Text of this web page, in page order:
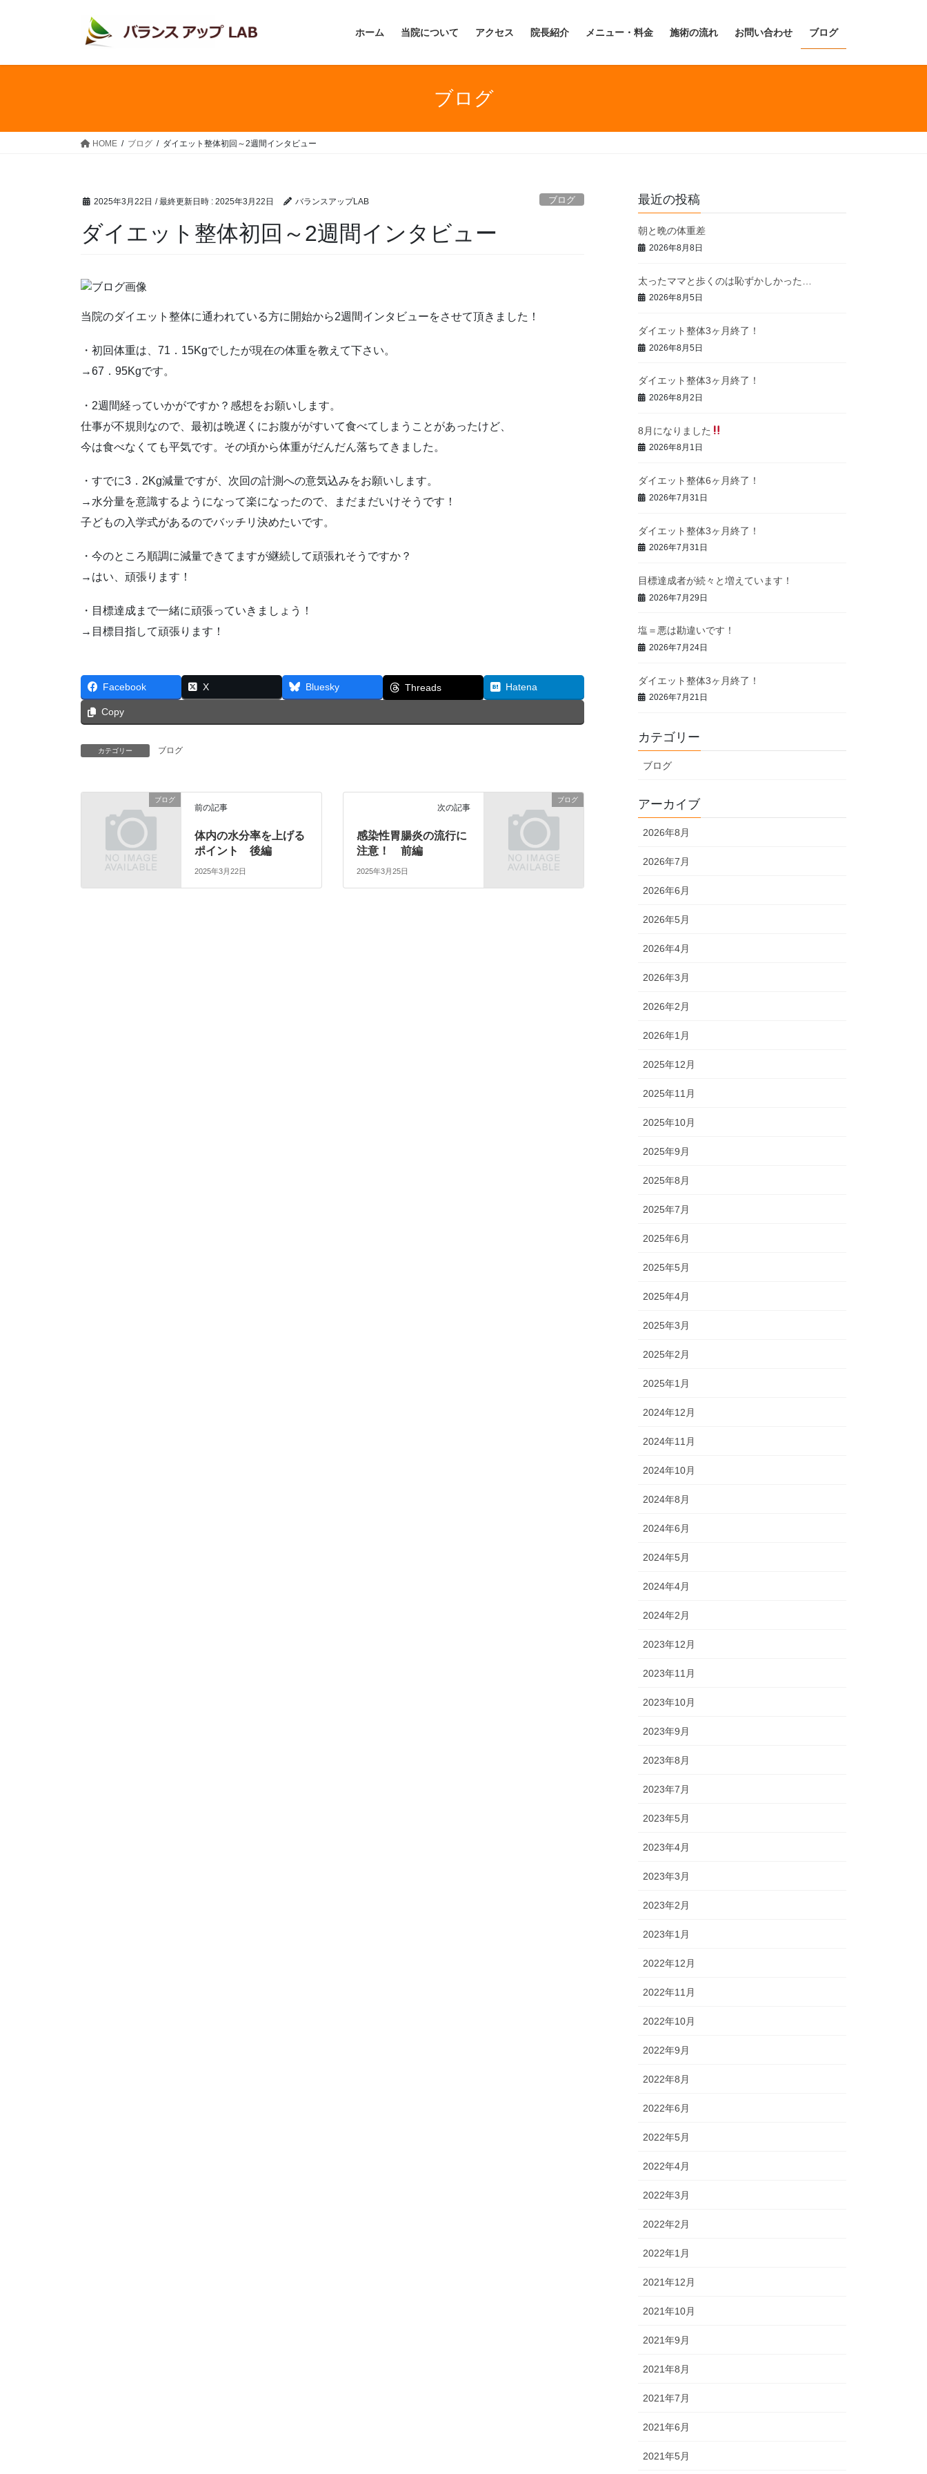
ホーム 当院について アクセス 院長紹介 メニュー・料金 施術の流れ お問い合わせ ブログ
ブログ
HOME ブログ ダイエット整体初回～2週間インタビュー
2025年3月22日 / 最終更新日時 : 2025年3月22日 バランスアップLAB ブログ
ダイエット整体初回～2週間インタビュー
当院のダイエット整体に通われている方に開始から2週間インタビューをさせて頂きました！
・初回体重は、71．15Kgでしたが現在の体重を教えて下さい。
→67．95Kgです。
・2週間経っていかがですか？感想をお願いします。
仕事が不規則なので、最初は晩遅くにお腹ががすいて食べてしまうことがあったけど、
今は食べなくても平気です。その頃から体重がだんだん落ちてきました。
・すでに3．2Kg減量ですが、次回の計測への意気込みをお願いします。
→水分量を意識するようになって楽になったので、まだまだいけそうです！
子どもの入学式があるのでバッチリ決めたいです。
・今のところ順調に減量できてますが継続して頑張れそうですか？
→はい、頑張ります！
・目標達成まで一緒に頑張っていきましょう！
→目標目指して頑張ります！
Facebook X Bluesky Threads Hatena
Copy
カテゴリー ブログ
ブログ
前の記事
体内の水分率を上げる
ポイント 後編
2025年3月22日
ブログ
次の記事
感染性胃腸炎の流行に
注意！ 前編
2025年3月25日
最近の投稿
朝と晩の体重差
2026年8月8日
太ったママと歩くのは恥ずかしかった…
2026年8月5日
ダイエット整体3ヶ月終了！
2026年8月5日
ダイエット整体3ヶ月終了！
2026年8月2日
8月になりました
2026年8月1日
ダイエット整体6ヶ月終了！
2026年7月31日
ダイエット整体3ヶ月終了！
2026年7月31日
目標達成者が続々と増えています！
2026年7月29日
塩＝悪は勘違いです！
2026年7月24日
ダイエット整体3ヶ月終了！
2026年7月21日
カテゴリー
ブログ
アーカイブ
2026年8月
2026年7月
2026年6月
2026年5月
2026年4月
2026年3月
2026年2月
2026年1月
2025年12月
2025年11月
2025年10月
2025年9月
2025年8月
2025年7月
2025年6月
2025年5月
2025年4月
2025年3月
2025年2月
2025年1月
2024年12月
2024年11月
2024年10月
2024年8月
2024年6月
2024年5月
2024年4月
2024年2月
2023年12月
2023年11月
2023年10月
2023年9月
2023年8月
2023年7月
2023年5月
2023年4月
2023年3月
2023年2月
2023年1月
2022年12月
2022年11月
2022年10月
2022年9月
2022年8月
2022年6月
2022年5月
2022年4月
2022年3月
2022年2月
2022年1月
2021年12月
2021年10月
2021年9月
2021年8月
2021年7月
2021年6月
2021年5月